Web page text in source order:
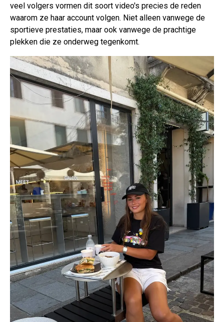
veel volgers vormen dit soort video's precies de reden
waarom ze haar account volgen. Niet alleen vanwege de
sportieve prestaties, maar ook vanwege de prachtige
plekken die ze onderweg tegenkomt.